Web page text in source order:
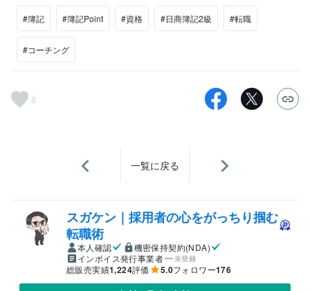
#簿記 #簿記Point #資格 #日商簿記2級 #転職
#コーチング
8
一覧に戻る
スガケン｜採用者の心をがっちり掴む
転職術
本人確認
機密保持契約(NDA)
インボイス発行事業者
未登録
総販売実績1,224評価 5.0フォロワー176